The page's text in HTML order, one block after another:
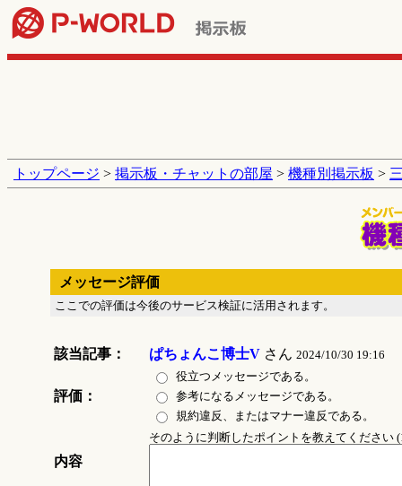
トップページ > 掲示板・チャットの部屋 > 機種別掲示板 >
メッセージ評価
ここでの評価は今後のサービス検証に活用されます。
該当記事： ぱちょんこ博士Vさん 2024/10/30 19:16
評価：
役立つメッセージである。
参考になるメッセージである。
規約違反、またはマナー違反である。
内容
そのように判断したポイントを教えてください